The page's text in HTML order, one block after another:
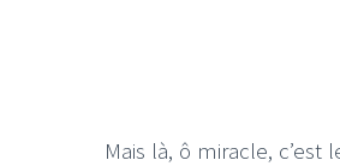
Mais là, ô miracle,